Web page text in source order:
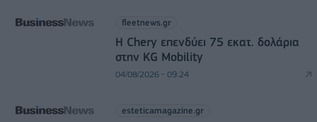
fleetnews.gr
Η Chery επενδύει 75 εκατ. δολάρια
στην KG Mobility
04/08/2026 - 09:24
esteticamagazine.gr